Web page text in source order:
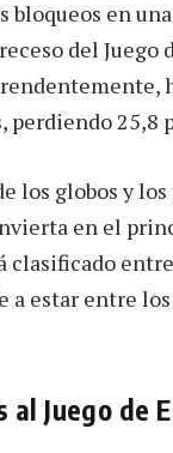
bloqueos en
del Juego
25,8
los globos y
en el
a estar entre
Juego de